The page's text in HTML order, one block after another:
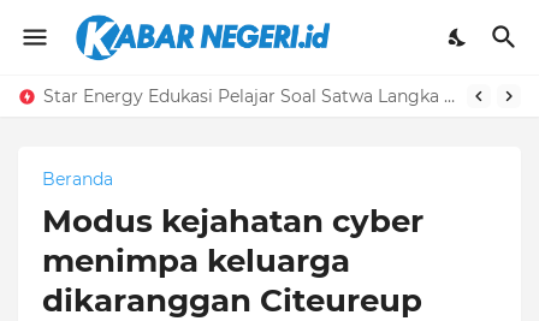
Star Energy Edukasi Pelajar Soal Satwa Langka Gunung Salak
Beranda
Modus kejahatan cyber
menimpa keluarga
dikaranggan Citeureup